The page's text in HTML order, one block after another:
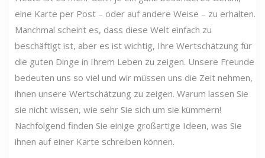
eine Karte per Post – oder auf andere Weise – zu erhalten.
Manchmal scheint es, dass diese Welt einfach zu
beschäftigt ist, aber es ist wichtig, Ihre Wertschätzung für
die guten Dinge in Ihrem Leben zu zeigen. Unsere Freunde
bedeuten uns so viel und wir müssen uns die Zeit nehmen,
ihnen unsere Wertschätzung zu zeigen. Warum lassen Sie
sie nicht wissen, wie sehr Sie sich um sie kümmern!
Nachfolgend finden Sie einige großartige Ideen, was Sie
ihnen auf einer Karte schreiben können.